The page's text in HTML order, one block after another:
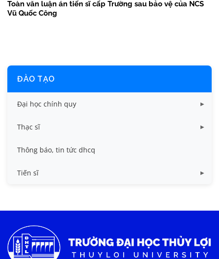
Toàn văn luận án tiến sĩ cấp Trường sau bảo vệ của NCS
Vũ Quốc Công
ĐÀO TẠO
Đại học chính quy
Các biểu mẫu
Chuẩn đầu ra và chương trình đào tạo dhcq
Thạc sĩ
Chương trình đào tạo thạc sĩ
Quy chế, quy định ths
Thông báo, tin tức dhcq
Tiến sĩ
Thông tin luận án
Kế hoạch bảo vệ